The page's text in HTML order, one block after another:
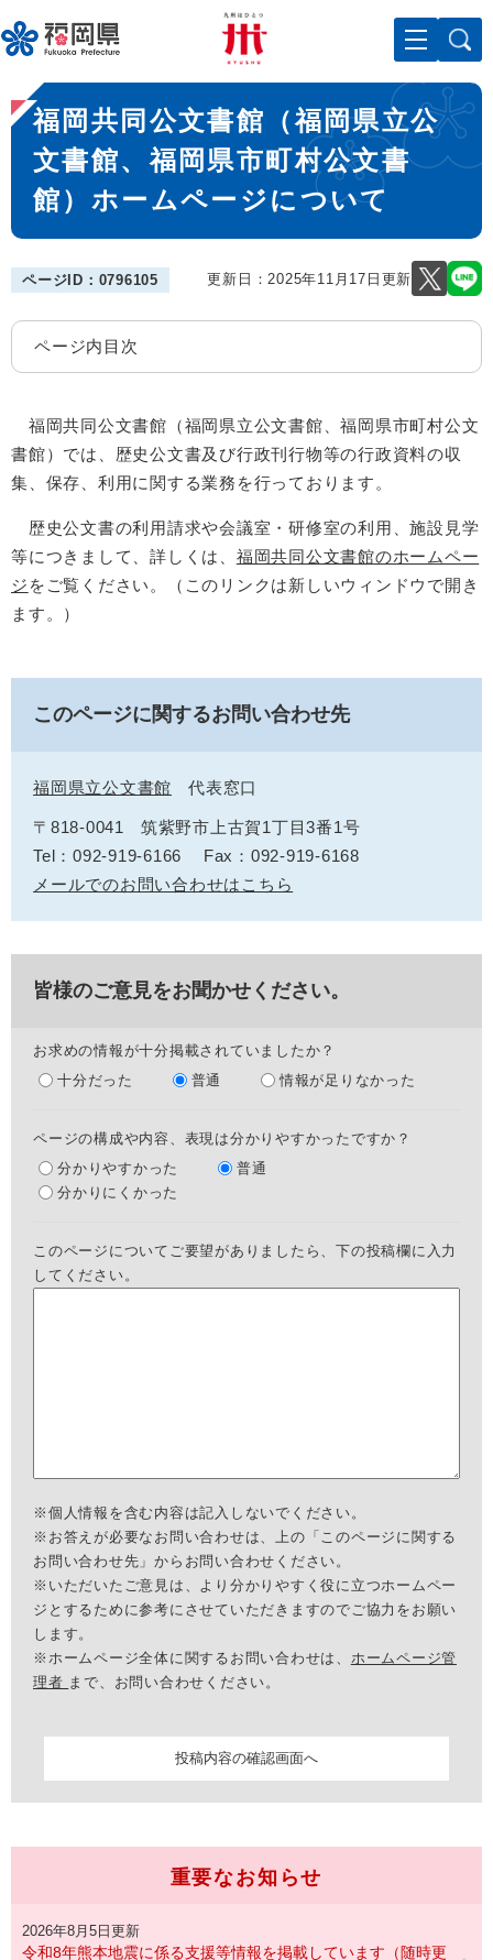
ー
ジ
先
頭
メニューを飛ばして本文へ
本
文
福岡共同公文書館（福岡県立公
文書館、福岡県市町村公文書
館）ホームページについて
ページID：0796105 更新日：2025年11月17日更新
ページ内目次
福岡共同公文書館（福岡県立公文書館、福岡県市町村公文
書館）では、歴史公文書及び行政刊行物等の行政資料の収
集、保存、利用に関する業務を行っております。
歴史公文書の利用請求や会議室・研修室の利用、施設見学
等につきまして、詳しくは、 福岡共同公文書館のホームペー
ジ をご覧ください。（このリンクは新しいウィンドウで開き
ます。）
このページに関するお問い合わせ先
福岡県立公文書館 代表窓口
〒818-0041
筑紫野市上古賀1丁目3番1号
Tel：092-919-6166
Fax：092-919-6168
メールでのお問い合わせはこちら
皆様のご意見をお聞かせください。
お求めの情報が十分掲載されていましたか？
十分だった
普通 情報が足りなかった
ページの構成や内容、表現は分かりやすかったですか？
分かりやすかった
普通
分かりにくかった
このページについてご要望がありましたら、下の投稿欄に入力
してください。
※個人情報を含む内容は記入しないでください。
※お答えが必要なお問い合わせは、上の「このページに関する
お問い合わせ先」からお問い合わせください。
※いただいたご意見は、より分かりやすく役に立つホームペー
ジとするために参考にさせていただきますのでご協力をお願い
します。
※ホームページ全体に関するお問い合わせは、 ホームページ管
理者 まで、お問い合わせください。
重要なお知らせ
2026年8月5日更新
令和8年熊本地震に係る支援等情報を掲載しています（随時更